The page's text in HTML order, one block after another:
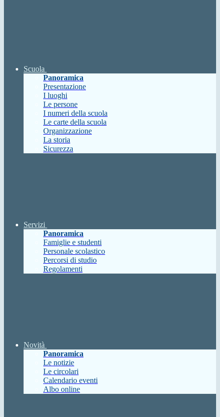
Scuola
Panoramica
Presentazione
I luoghi
Le persone
I numeri della scuola
Le carte della scuola
Organizzazione
La storia
Sicurezza
Servizi
Panoramica
Famiglie e studenti
Personale scolastico
Percorsi di studio
Regolamenti
Novità
Panoramica
Le notizie
Le circolari
Calendario eventi
Albo online